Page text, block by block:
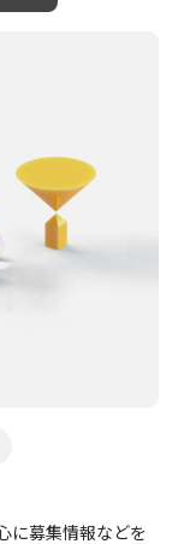
に募集情報などを